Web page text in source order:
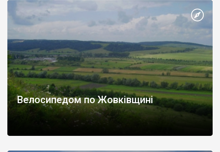
мальовничі схили Розточчя, покриті лісом. На схід від
Жовкви виділяється ерозійний останець – гора Гарай (368 м),
з […]
Велосипедом по Жовківщині